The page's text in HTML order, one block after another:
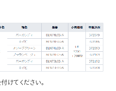
けてください。